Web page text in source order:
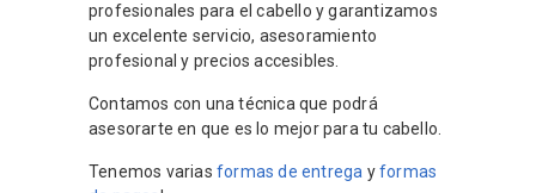
profesionales para el cabello y garantizamos
un excelente servicio, asesoramiento
profesional y precios accesibles.
Contamos con una técnica que podrá
asesorarte en que es lo mejor para tu cabello.
Tenemos varias formas de entrega yformas